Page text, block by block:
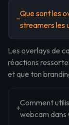
Que sont les
streamers les
Les overlays de
réactions
et que ton
Comment
webcam dans